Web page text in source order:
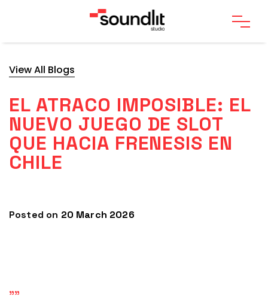
View All Blogs
EL ATRACO IMPOSIBLE: EL
NUEVO JUEGO DE SLOT
QUE HACIA FRENESIS EN
CHILE
Posted on 20 March 2026